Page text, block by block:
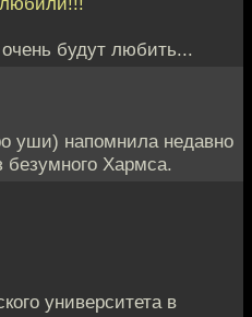
будут любить...
уши) напомнила недавно
безумного Хармса.
университета в